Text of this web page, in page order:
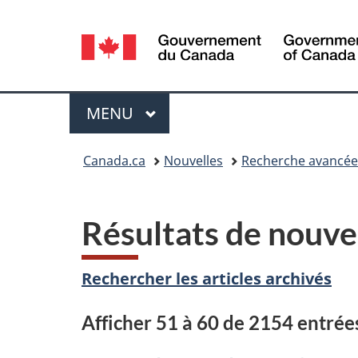
Sélection
de
la
langue
Menu
MENU PRINCIPAL
Canada.ca Nouvelles Recherche
Résultats de
Rechercher les articles archivés
Afficher 51 à 60 de 2154